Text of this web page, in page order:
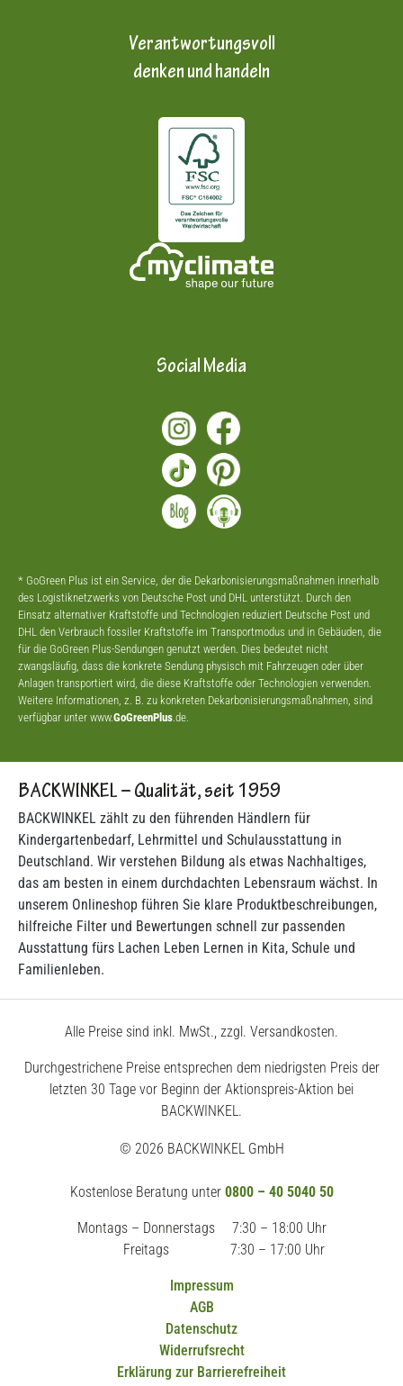
Verantwortungsvoll
denken und handeln
Social Media
* GoGreen Plus ist ein Service, der die Dekarbonisierungsmaßnahmen innerhalb
des Logistiknetzwerks von Deutsche Post und DHL unterstützt. Durch den
Einsatz alternativer Kraftstoffe und Technologien reduziert Deutsche Post und
DHL den Verbrauch fossiler Kraftstoffe im Transportmodus und in Gebäuden, die
für die GoGreen Plus-Sendungen genutzt werden. Dies bedeutet nicht
zwangsläufig, dass die konkrete Sendung physisch mit Fahrzeugen oder über
Anlagen transportiert wird, die diese Kraftstoffe oder Technologien verwenden.
Weitere Informationen, z. B. zu konkreten Dekarbonisierungsmaßnahmen, sind
verfügbar unter www.GoGreenPlus.de.
BACKWINKEL – Qualität, seit 1959
BACKWINKEL zählt zu den führenden Händlern für
Kindergartenbedarf, Lehrmittel und Schulausstattung in
Deutschland. Wir verstehen Bildung als etwas Nachhaltiges,
das am besten in einem durchdachten Lebensraum wächst. In
unserem Onlineshop führen Sie klare Produktbeschreibungen,
hilfreiche Filter und Bewertungen schnell zur passenden
Ausstattung fürs Lachen Leben Lernen in Kita, Schule und
Familienleben.
Alle Preise sind inkl. MwSt., zzgl. Versandkosten.
Durchgestrichene Preise entsprechen dem niedrigsten Preis der
letzten 30 Tage vor Beginn der Aktionspreis-Aktion bei
BACKWINKEL.
© 2026 BACKWINKEL GmbH
Kostenlose Beratung unter 0800 – 40 5040 50
Montags – Donnerstags
7:30 – 18:00 Uhr
Freitags
7:30 – 17:00 Uhr
Impressum
AGB
Datenschutz
Widerrufsrecht
Erklärung zur Barrierefreiheit